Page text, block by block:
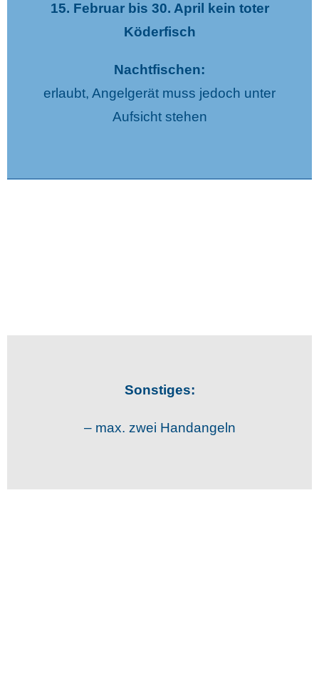
15. Februar bis 30. April kein toter
Köderfisch
Nachtfischen:
erlaubt, Angelgerät muss jedoch unter
Aufsicht stehen
Sonstiges:
– max. zwei Handangeln